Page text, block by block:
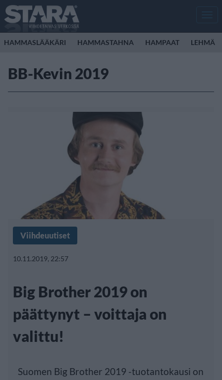
HAMMASLÄÄKÄRI HAMMASTAHNA HAMPAAT LEHMÄ
BB-Kevin 2019
Viihdeuutiset
10.11.2019, 22:57
Big Brother 2019 on
päättynyt – voittaja on
valittu!
Suomen Big Brother 2019 -tuotantokausi on